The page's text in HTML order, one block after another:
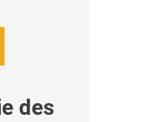
des